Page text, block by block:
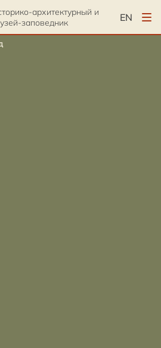
архитектурный и
заповедник
EN